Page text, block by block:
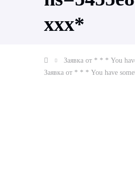
ххх*
Заявка от * * * You
Заявка от * * * You have